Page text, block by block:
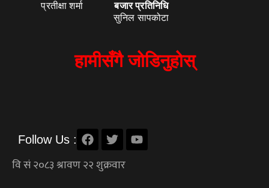
प्रतीक्षा शर्मा
बजार प्रतिनिधि
सुनिल सापकोटा
हामीसँगै जोडिनुहोस्
Follow Us :